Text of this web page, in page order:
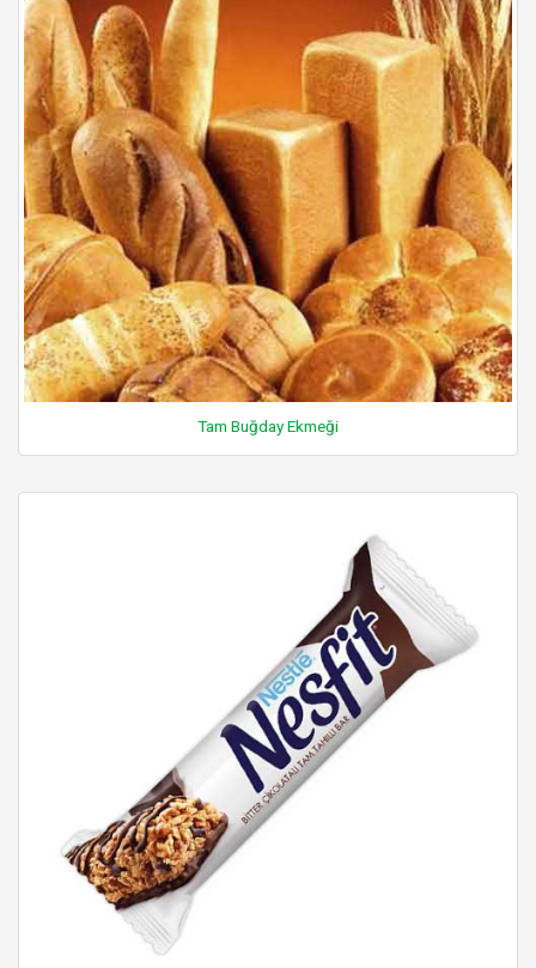
Tam Buğday Ekmeği